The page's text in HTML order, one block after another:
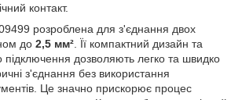
контакт.
розроблена для з'єднання двох
до 2,5 мм² . Її компактний дизайн та
підключення дозволяють легко та швидко
з'єднання без використання
Це значно прискорює процес